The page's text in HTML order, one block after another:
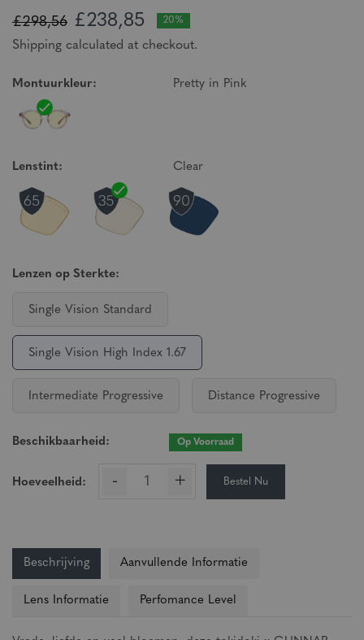
£298,56 £238,85 20%
Shipping calculated at checkout.
Montuurkleur: Pretty in Pink
Lenstint: Clear
Lenzen op Sterkte:
Single Vision Standard
Single Vision High Index 1.67
Intermediate Progressive Distance Progressive
Beschikbaarheid: Op Voorraad
Hoeveelheid: - + Bestel Nu
Beschrijving Aanvullende Informatie
Lens Informatie Perfomance Level